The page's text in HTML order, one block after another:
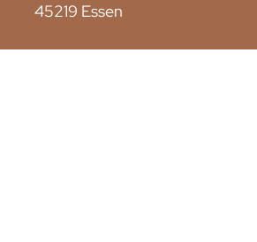
45219 Essen